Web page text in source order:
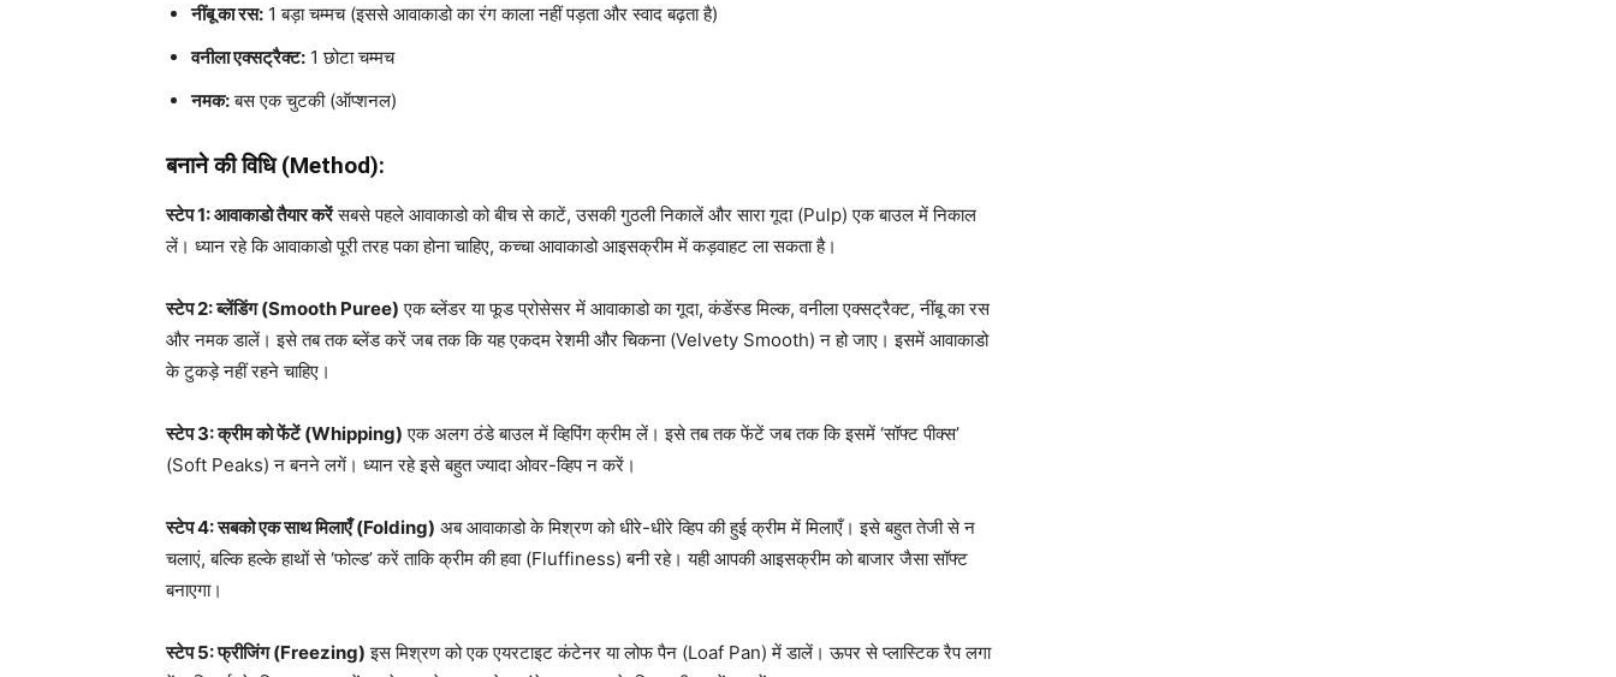
नींबू का रस: 1 बड़ा चम्मच (इससे आवाकाडो का रंग काला नहीं पड़ता और स्वाद बढ़ता है)
वनीला एक्सट्रैक्ट: 1 छोटा चम्मच
नमक:बस एक चुटकी (ऑप्शनल)
बनाने की विधि (Method):
स्टेप 1: आवाकाडो तैयार करेंसबसे पहले आवाकाडो को बीच से काटें, उसकी गुठली निकालें और सारा गूदा (Pulp) एक बाउल में निकाल
लें। ध्यान रहे कि आवाकाडो पूरी तरह पका होना चाहिए, कच्चा आवाकाडो आइसक्रीम में कड़वाहट ला सकता है।
स्टेप 2: ब्लेंडिंग (Smooth Puree) एक ब्लेंडर या फूड प्रोसेसर में आवाकाडो का गूदा, कंडेंस्ड मिल्क, वनीला एक्सट्रैक्ट, नींबू का रस
और नमक डालें। इसे तब तक ब्लेंड करें जब तक कि यह एकदम रेशमी और चिकना (Velvety Smooth) न हो जाए। इसमें आवाकाडो
के टुकड़े नहीं रहने चाहिए।
स्टेप 3: क्रीम को फेंटें (Whipping) एक अलग ठंडे बाउल में व्हिपिंग क्रीम लें। इसे तब तक फेंटें जब तक कि इसमें ‘सॉफ्ट पीक्स’
(Soft Peaks) न बनने लगें। ध्यान रहे इसे बहुत ज्यादा ओवर-व्हिप न करें।
स्टेप 4: सबको एक साथ मिलाएँ (Folding) अब आवाकाडो के मिश्रण को धीरे-धीरे व्हिप की हुई क्रीम में मिलाएँ। इसे बहुत तेजी से न
चलाएं, बल्कि हल्के हाथों से ‘फोल्ड’ करें ताकि क्रीम की हवा (Fluffiness) बनी रहे। यही आपकी आइसक्रीम को बाजार जैसा सॉफ्ट
बनाएगा।
स्टेप 5: फ्रीजिंग (Freezing) इस मिश्रण को एक एयरटाइट कंटेनर या लोफ पैन (Loaf Pan) में डालें। ऊपर से प्लास्टिक रैप लगा